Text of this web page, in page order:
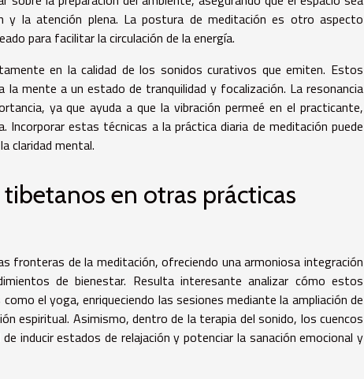
y la atención plena. La postura de meditación es otro aspecto
para facilitar la circulación de la energía.
en la calidad de los sonidos curativos que emiten. Estos
la mente a un estado de tranquilidad y focalización. La resonancia
ya que ayuda a que la vibración permeé en el practicante,
Incorporar estas técnicas a la práctica diaria de meditación puede
claridad mental.
en otras prácticas
fronteras de la meditación, ofreciendo una armoniosa integración
de bienestar. Resulta interesante analizar cómo estos
el yoga, enriqueciendo las sesiones mediante la ampliación de
espiritual. Asimismo, dentro de la terapia del sonido, los cuencos
inducir estados de relajación y potenciar la sanación emocional y